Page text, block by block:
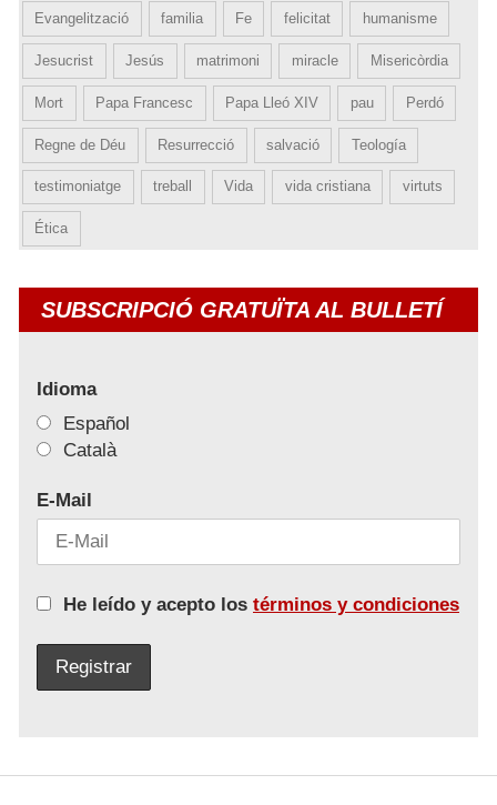
Evangelització familia Fe felicitat humanisme
Jesucrist Jesús matrimoni miracle Misericòrdia
Mort Papa Francesc Papa Lleó XIV pau Perdó
Regne de Déu Resurrecció salvació Teología
testimoniatge treball Vida vida cristiana virtuts
Ética
SUBSCRIPCIÓ GRATUÏTA AL BULLETÍ
Idioma
Español
Català
E-Mail
He leído y acepto los términos y condiciones